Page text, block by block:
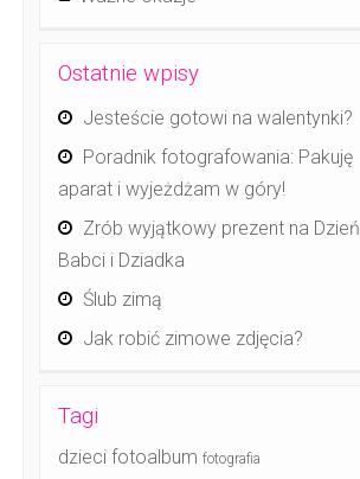
Ostatnie wpisy
Jesteście gotowi na walentynki?
Poradnik fotografowania: Pakuję
aparat i wyjeżdżam w góry!
Zrób wyjątkowy prezent na Dzień
Babci i Dziadka
Ślub zimą
Jak robić zimowe zdjęcia?
Tagi
dzieci fotoalbum fotografia